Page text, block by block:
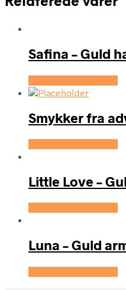
Safina – Guld
Smykker fra
Little Love –
Luna – Guld